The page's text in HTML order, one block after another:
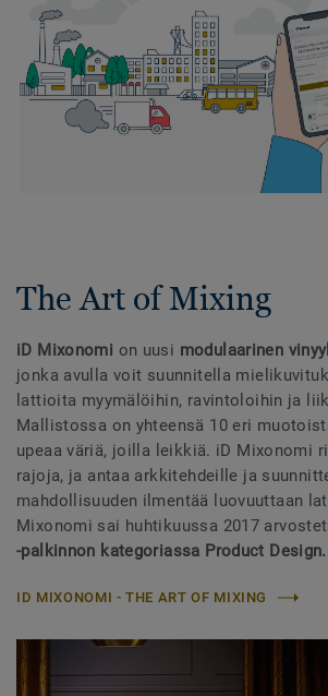
The Art of Mixing
iD Mixonomi on uusi modulaarinen
jonka avulla voit suunnitella
lattioita myymälöihin, ravintoloihin ja
Mallistossa on yhteensä 10 eri
upeaa väriä, joilla leikkiä. iD Mixonomi
rajoja, ja antaa arkkitehdeille ja
mahdollisuuden ilmentää luovuuttaan
Mixonomi sai huhtikuussa 2017
-palkinnon kategoriassa Product Design.
ID MIXONOMI - THE ART OF MIXING